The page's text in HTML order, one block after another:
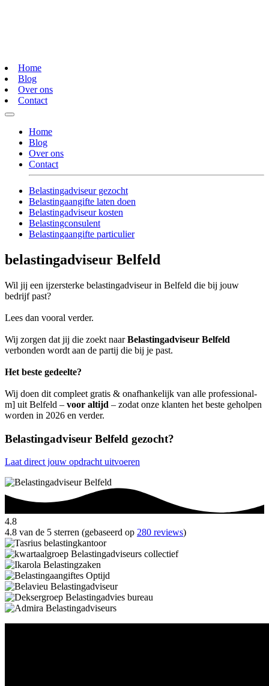
Home
Blog
Over ons
Contact
Home
Blog
Over ons
Contact
Belastingadviseur gezocht
Belastingaangifte laten doen
Belastingadviseur kosten
Belastingconsulent
Belastingaangifte particulier
belastingadviseur Belfeld
Wil jij een ijzersterke belastingadviseur in Belfeld die bij jouw
bedrijf past?
Lees dan vooral verder.
Wij zorgen dat jij die zoekt naarBelastingadviseur Belfeld
verbonden wordt aan de partij die bij je past.
Het beste gedeelte?
Wij doen dit compleet gratis & onafhankelijk van alle professional-
m] uit Belfeld – voor altijd – zodat onze klanten het beste geholpen
worden in 2026 en verder.
Belastingadviseur Belfeld gezocht?
Laat direct jouw opdracht uitvoeren
4.8
4.8 van de 5 sterren (gebaseerd op 280 reviews)